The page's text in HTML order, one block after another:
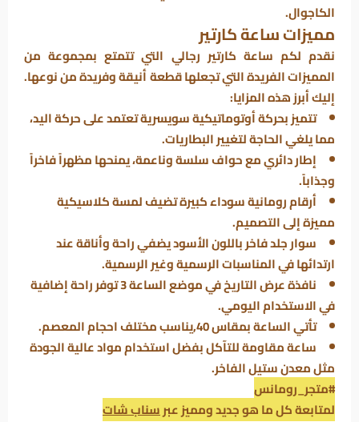
الكاجوال.
مميزات ساعة كارتير
نقدم لكم ساعة كارتير رجالي التي تتمتع بمجموعة من
المميزات الفريدة التي تجعلها قطعة أنيقة وفريدة من نوعها.
إليك أبرز هذه المزايا:
تتميز بحركة أوتوماتيكية سويسرية تعتمد على حركة اليد،
مما يلغي الحاجة لتغيير البطاريات.
إطار دائري مع حواف سلسة وناعمة، يمنحها مظهراً فاخراً
وجذاباً.
أرقام رومانية سوداء كبيرة تضيف لمسة كلاسيكية
مميزة إلى التصميم.
سوار جلد فاخر باللون الأسود يضفي راحة وأناقة عند
ارتدائها في المناسبات الرسمية وغير الرسمية.
نافذة عرض التاريخ في موضع الساعة 3 توفر راحة إضافية
في الاستخدام اليومي.
تأتي الساعة بمقاس 40,يناسب مختلف احجام المعصم.
ساعة مقاومة للتآكل بفضل استخدام مواد عالية الجودة
مثل معدن ستيل الفاخر.
#متجر_رومانس
لمتابعة كل ما هو جديد ومميز عبرسناب شات